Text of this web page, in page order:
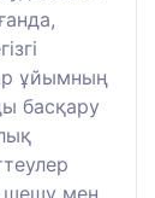
ұйымның
басқару